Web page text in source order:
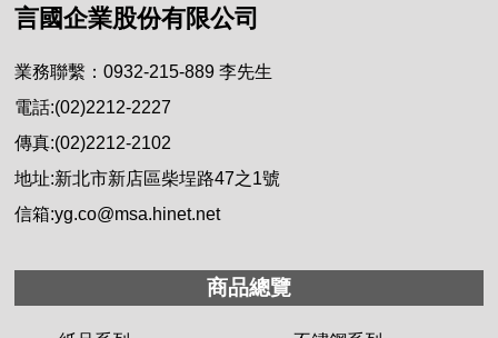
言國企業股份有限公司
業務聯繫：0932-215-889 李先生
電話:(02)2212-2227
傳真:(02)2212-2102
地址:新北市新店區柴埕路47之1號
信箱:yg.co@msa.hinet.net
商品總覽